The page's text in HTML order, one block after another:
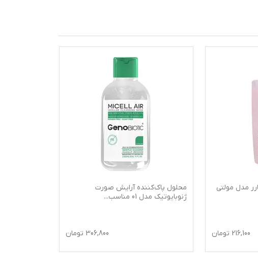
مدل مولتی
216,100 تومان
محلول پاک‌کننده آرایش صورت
ژنوبایوتیک مدل 01 مناسب
...
306,800 تومان